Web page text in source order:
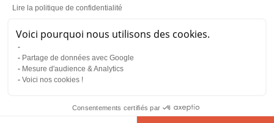
Lire la politique de confidentialité
Voici pourquoi nous utilisons des cookies.
Partage de données avec Google
Mesure d'audience & Analytics
Voici nos cookies !
Consentements certifiés par
peu voire pas d’effet indésirable.
Thréonate de magnésium
Lethréonate de magnésium
des minéraux de la troisième génération.
s’agit d’une forme chimique qui peut traverser
aisément la barrière hémato-encéphalique.